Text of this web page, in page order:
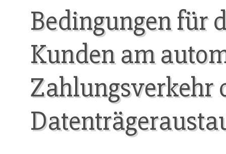
Bedingungen für
Kunden am
Zahlungsverkehr